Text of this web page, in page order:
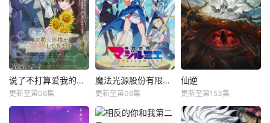
说了不打算爱我的公爵继承人，不知为何对我宠爱有加
更新至第06集
魔法光源股份有限公司第二季
更新至第06集
仙逆
更新至第153集